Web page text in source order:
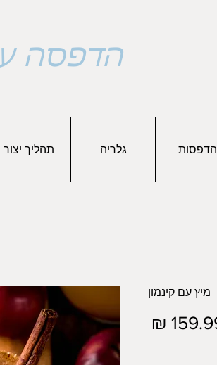
הדפסה
תהליך יצור גלריה הדפסות
מיץ עם קינמון
מחיר